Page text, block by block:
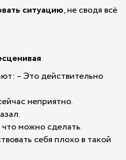
ситуацию, не сводя всё
– Это действительно
неприятно.
можно сделать.
себя плохо в такой